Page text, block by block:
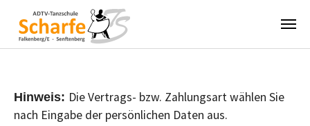
Hinweis: Die Vertrags- bzw. Zahlungsart wählen Sie
nach Eingabe der persönlichen Daten aus.